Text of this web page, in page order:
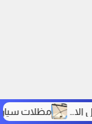
شبوك ملاعب بالرياض: تنفيذ احترافي بأفضل الاسعار والمواصفات| شركة محور الابتكار